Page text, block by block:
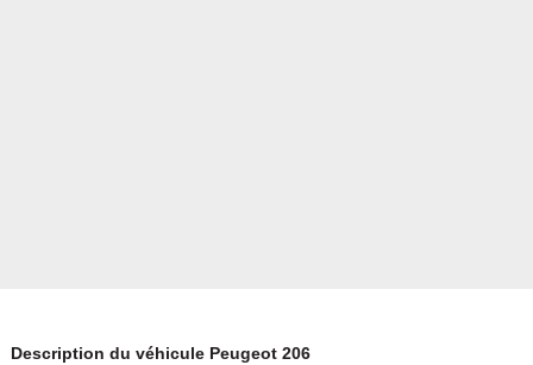
Description du véhicule Peugeot 206